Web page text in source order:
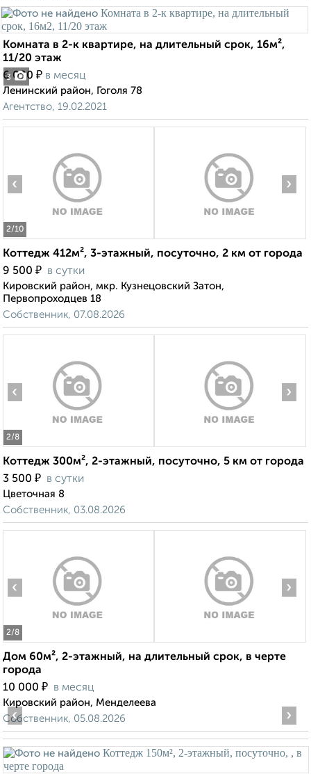
3
Комната в 2-к квартире, на длительный срок, 16м²,
11/20 этаж
6 000 ₽ в месяц
Ленинский район, Гоголя 78
Агентство, 19.02.2021
2/10
‹ ›
Коттедж 412м², 3-этажный, посуточно, 2 км от города
9 500 ₽ в сутки
Кировский район, мкр. Кузнецовский Затон,
Первопроходцев 18
Собственник, 07.08.2026
2/8
‹ ›
Коттедж 300м², 2-этажный, посуточно, 5 км от города
3 500 ₽ в сутки
Цветочная 8
Собственник, 03.08.2026
2/8
‹ ›
Дом 60м², 2-этажный, на длительный срок, в черте
города
10 000 ₽ в месяц
Кировский район, Менделеева
Собственник, 05.08.2026
‹ ›